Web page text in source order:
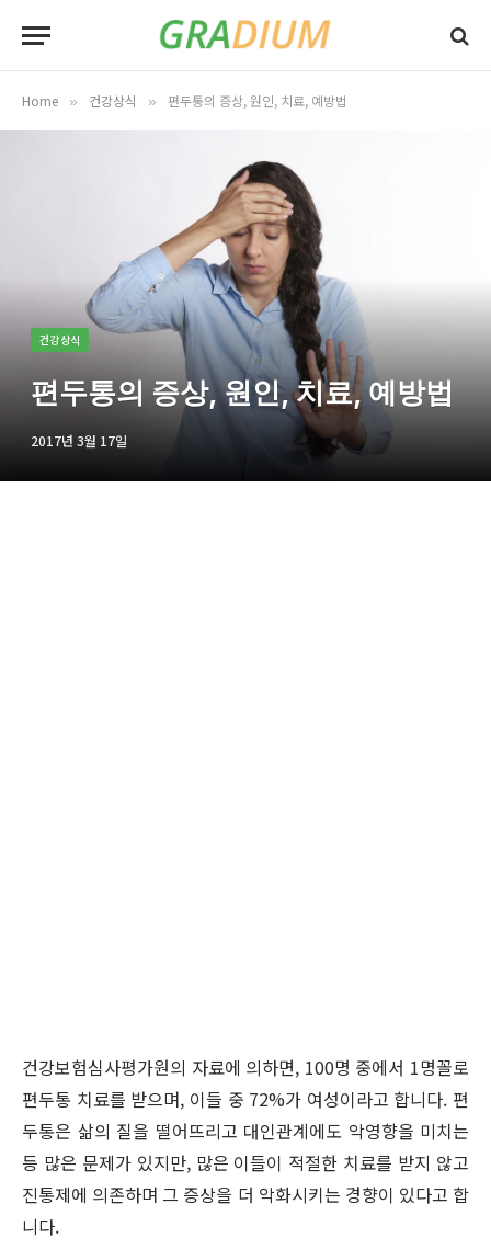
Home » 건강상식 » 편두통의 증상, 원인, 치료, 예방법
건강상식
편두통의 증상, 원인, 치료, 예방법
2017년 3월 17일
건강보험심사평가원의 자료에 의하면, 100명 중에서 1명꼴로
편두통 치료를 받으며, 이들 중 72%가 여성이라고 합니다. 편
두통은 삶의 질을 떨어뜨리고 대인관계에도 악영향을 미치는
등 많은 문제가 있지만, 많은 이들이 적절한 치료를 받지 않고
진통제에 의존하며 그 증상을 더 악화시키는 경향이 있다고 합
니다.